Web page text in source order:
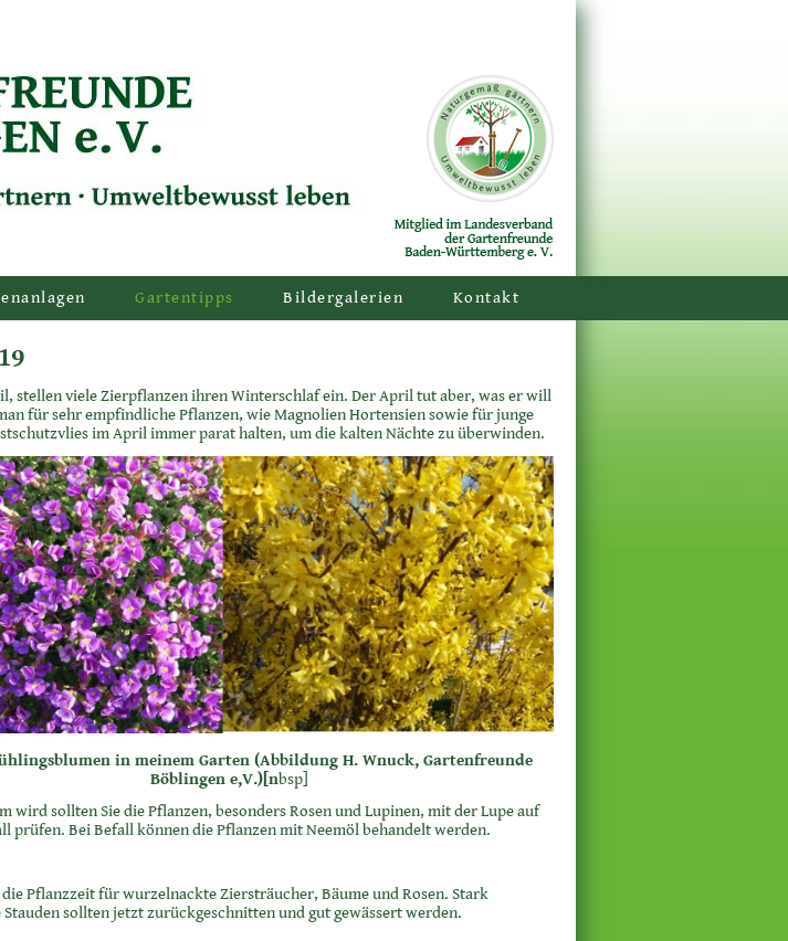
Gartentipps Bildergalerien Kontakt
stellen viele Zierpflanzen ihren Winterschlaf ein. Der April tut aber, was er will
für sehr empfindliche Pflanzen, wie Magnolien Hortensien sowie für junge
im April immer parat halten, um die kalten Nächte zu überwinden.
in meinem Garten (Abbildung H. Wnuck, Gartenfreunde
Böblingen e,V.)[nbsp]
wird sollten Sie die Pflanzen, besonders Rosen und Lupinen, mit der Lupe auf
prüfen. Bei Befall können die Pflanzen mit Neemöl behandelt werden.
Pflanzzeit für wurzelnackte Ziersträucher, Bäume und Rosen. Stark
Stauden sollten jetzt zurückgeschnitten und gut gewässert werden.